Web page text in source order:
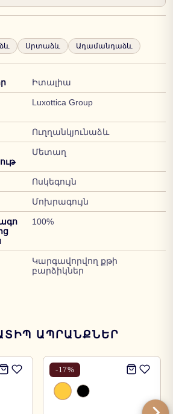
Սրտաձև Ադամանդաձև
Իտալիա
Luxottica Group
Ուղղանկյունաձև
Մետաղ
Ոսկեգույն
Մոխրագույն
100%
Կարգավորվող քթի
բարձիկներ
ԱՊՐԱՆՔՆԵՐ
-17%